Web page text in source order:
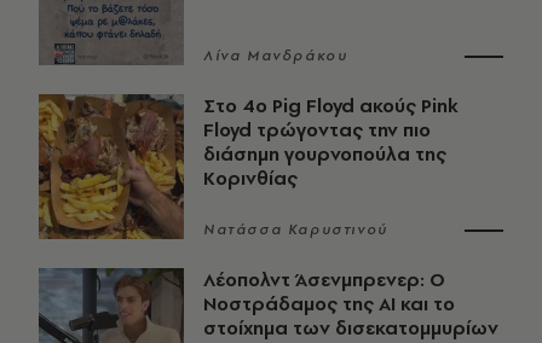
Λίνα Μανδράκου
Στο 4ο Pig Floyd ακούς Pink
Floyd τρώγοντας την πιο
διάσημη γουρνοπούλα της
Κορινθίας
Νατάσσα Καρυστινού
Λέοπολντ Άσενμπρενερ: Ο
Νοστράδαμος της AI και το
στοίχημα των δισεκατομμυρίων